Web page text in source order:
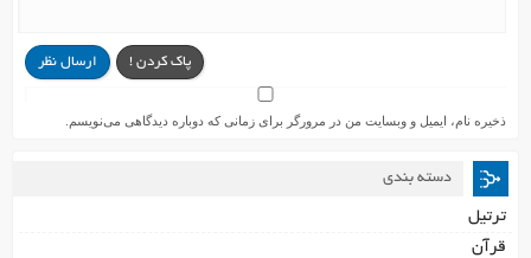
ارسال نظر پاک کردن !
ذخیره نام، ایمیل و وبسایت من در مرورگر برای زمانی که دوباره دیدگاهی می‌نویسم.
دسته بندی
ترتیل
قرآن